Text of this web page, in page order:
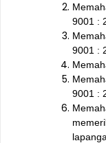
9001 :
9001 :
9001 :